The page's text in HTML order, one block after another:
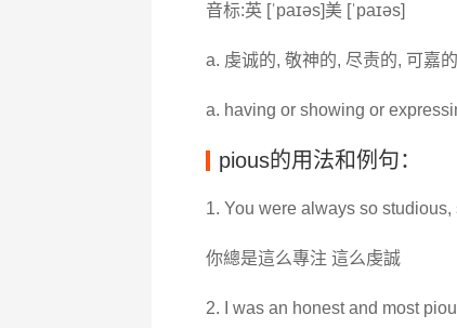
音标:英 [ˈpaɪəs]美 [ˈpaɪəs]
a. 虔诚的, 敬神的, 尽责的, 可嘉
a. having or showing or
pious的用法和例句：
1. You were always so studious,
你總是這么專注 這么虔誠
2. I was an honest and most